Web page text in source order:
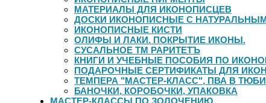
МАТЕРИАЛЫ ДЛЯ ИКОНОПИСЦЕВ
ДОСКИ ИКОНОПИСНЫЕ С
ИКОНОПИСНЫЕ КИСТИ
ОЛИФЫ И ЛАКИ. ПОКРЫТИЕ ИКОНЫ.
СУСАЛЬНОЕ ТМ РАРИТЕТЪ
КНИГИ И УЧЕБНЫЕ ПОСОБИЯ ПО
ПОДАРОЧНЫЕ СЕРТИФИКАТЫ ДЛЯ
ТЕМПЕРА "МАСТЕР-КЛАСС", ПВА В
БАНОЧКИ, КОРОБОЧКИ, УПАКОВКА
МАСТЕР-КЛАССЫ ПО ЗОЛОЧЕНИЮ